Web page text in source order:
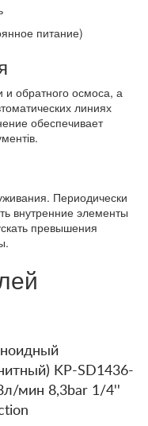
питание)
и обратного осмоса, а
линиях
обеспечивает
Периодически
внутренние элементы
превышения
KP-SD1436-
мин 8,3bar 1/4''